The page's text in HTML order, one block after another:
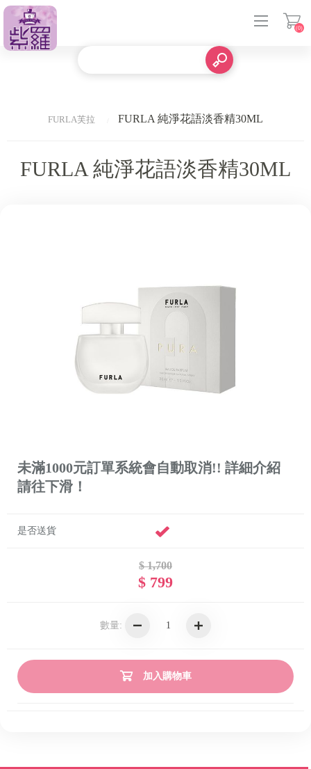
(0)
FURLA芙拉 FURLA 純淨花語淡香精30ML
FURLA 純淨花語淡香精30ML
未滿1000元訂單系統會自動取消!! 詳細介紹
請往下滑！
是否送貨
$ 1,700
$ 799
數量:
加入購物車